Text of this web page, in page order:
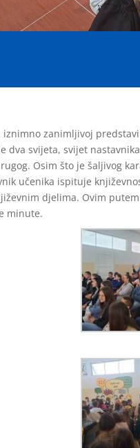
zanimljivoj predstavi
dva svijeta, svijet
Osim što je šaljivog
učenika ispituje
djelima. Ovim
minute.